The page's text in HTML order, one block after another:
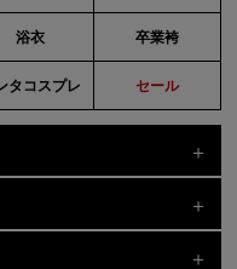
浴衣 卒業袴
タコスプレ セール